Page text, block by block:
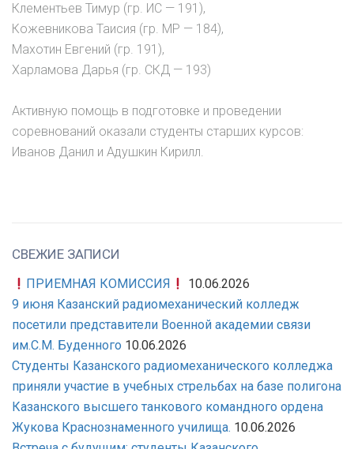
Клементьев Тимур (гр. ИС — 191),
Кожевникова Таисия (гр. МР — 184),
Махотин Евгений (гр. 191),
Харламова Дарья (гр. СКД — 193)
Активную помощь в подготовке и проведении
соревнований оказали студенты старших курсов:
Иванов Данил и Адушкин Кирилл.
СВЕЖИЕ ЗАПИСИ
ПРИЕМНАЯ КОМИССИЯ
10.06.2026
9 июня Казанский радиомеханический колледж
посетили представители Военной академии связи
им.С.М. Буденного 10.06.2026
Студенты Казанского радиомеханического колледжа
приняли участие в учебных стрельбах на базе полигона
Казанского высшего танкового командного ордена
Жукова Краснознаменного училища. 10.06.2026